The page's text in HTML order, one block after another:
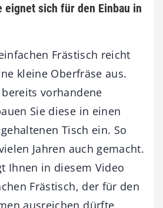
eignet sich für den Einbau in
Frästisch reicht
kleine Oberfräse aus.
vorhandene
Sie diese in einen
Tisch ein. So
Jahren auch gemacht.
Ihnen in diesem Video
Frästisch, der für den
ausreichen dürfte.